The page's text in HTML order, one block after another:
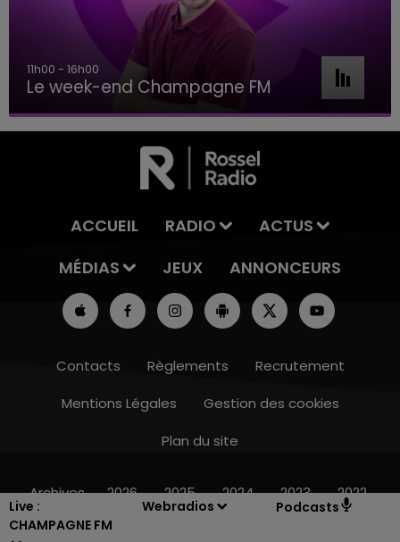
Live :
CHAMPAGNE FM
Webradios Podcasts
11h00 - 16h00
Le week-end Champagne FM
ACCUEIL RADIO
ACTUS
MÉDIAS
JEUX ANNONCEURS
Contacts Règlements
Recrutement
Mentions Légales
Gestion des cookies
Plan du site
Archives 2026 2025 2024 2023 2022